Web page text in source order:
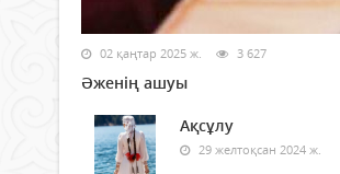
02 қаңтар 2025 ж. 3 627
Әженің ашуы
Ақсұлу
29 желтоқсан 2024 ж.